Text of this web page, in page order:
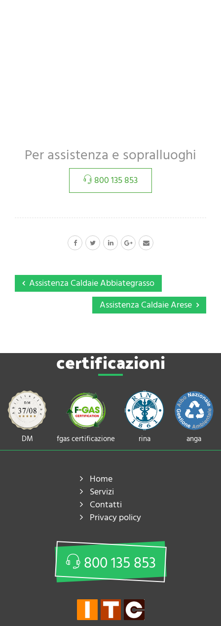
Per assistenza e sopralluoghi
800 135 853
Assistenza Caldaie Abbiategrasso
Assistenza Caldaie Arese
certificazioni
DM fgas certificazione rina anga
Home
Servizi
Contatti
Privacy policy
800 135 853